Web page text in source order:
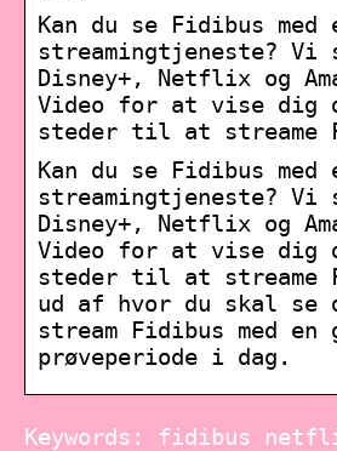
Kan du se Fidibus med
streamingtjeneste? Vi
Disney+, Netflix og
Video for at vise dig
steder til at streame
Kan du se Fidibus med
streamingtjeneste? Vi
Disney+, Netflix og
Video for at vise dig
steder til at streame
ud af hvor du skal se
stream Fidibus med
prøveperiode i dag.
Keywords: fidibus